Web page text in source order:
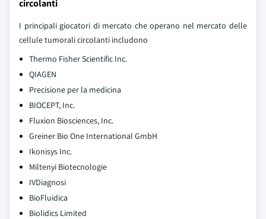
circolanti
I principali giocatori di mercato che operano nel mercato delle
cellule tumorali circolanti includono
Thermo Fisher Scientific Inc.
QIAGEN
Precisione per la medicina
BIOCEPT, Inc.
Fluxion Biosciences, Inc.
Greiner Bio One International GmbH
Ikonisys Inc.
Miltenyi Biotecnologie
IVDiagnosi
BioFluidica
Biolidics Limited